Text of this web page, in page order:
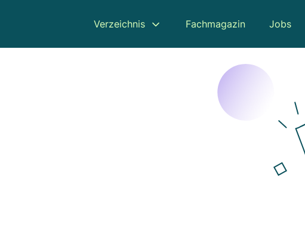
Verzeichnis Fachmagazin Jobs